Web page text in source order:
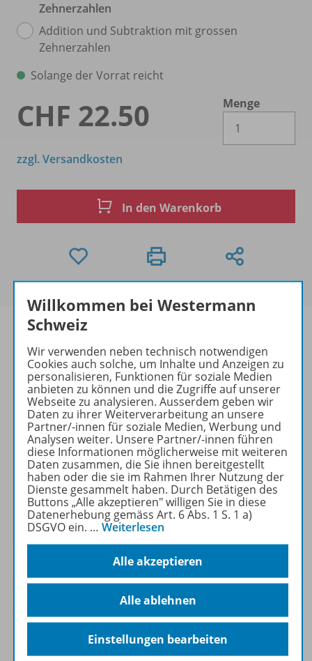
Zehnerzahlen
Addition und Subtraktion mit grossen
Zehnerzahlen
Solange der Vorrat reicht
CHF 22.50
Menge
zzgl. Versandkosten
In den Warenkorb
Produktinformationen
Beschreibung
Zugehörige Produkte
Inhaltsverzeichnis
Video
Benachrichtigungs-Service
Willkommen bei Westermann
Schweiz
Wir verwenden neben technisch notwendigen
Cookies auch solche, um Inhalte und Anzeigen zu
personalisieren, Funktionen für soziale Medien
anbieten zu können und die Zugriffe auf unserer
Webseite zu analysieren. Ausserdem geben wir
Daten zu ihrer Weiterverarbeitung an unsere
Partner/-innen für soziale Medien, Werbung und
Analysen weiter. Unsere Partner/-innen führen
diese Informationen möglicherweise mit weiteren
Daten zusammen, die Sie ihnen bereitgestellt
haben oder die sie im Rahmen Ihrer Nutzung der
Dienste gesammelt haben. Durch Betätigen des
Buttons „Alle akzeptieren" willigen Sie in diese
Datenerhebung gemäss Art. 6 Abs. 1 S. 1 a)
DSGVO ein. … Weiterlesen
Alle akzeptieren
Alle ablehnen
Einstellungen bearbeiten